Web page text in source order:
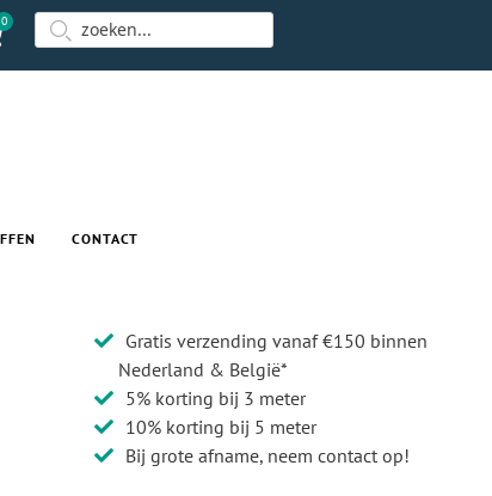
0
CONTACT
Gratis verzending vanaf €150 binnen
Nederland & België*
5% korting bij 3 meter
10% korting bij 5 meter
Bij grote afname, neem contact op!